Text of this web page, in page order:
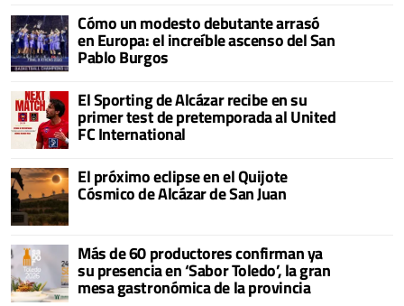
Cómo un modesto debutante arrasó
en Europa: el increíble ascenso del San
Pablo Burgos
El Sporting de Alcázar recibe en su
primer test de pretemporada al United
FC International
El próximo eclipse en el Quijote
Cósmico de Alcázar de San Juan
Más de 60 productores confirman ya
su presencia en ‘Sabor Toledo’, la gran
mesa gastronómica de la provincia